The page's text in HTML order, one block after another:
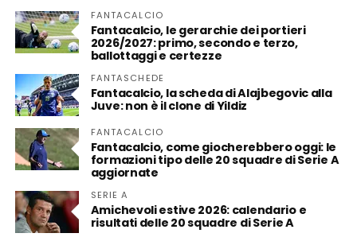
FANTACALCIO
Fantacalcio, le gerarchie dei portieri
2026/2027: primo, secondo e terzo,
ballottaggi e certezze
FANTASCHEDE
Fantacalcio, la scheda di Alajbegovic alla
Juve: non è il clone di Yildiz
FANTACALCIO
Fantacalcio, come giocherebbero oggi: le
formazioni tipo delle 20 squadre di Serie A
aggiornate
SERIE A
Amichevoli estive 2026: calendario e
risultati delle 20 squadre di Serie A